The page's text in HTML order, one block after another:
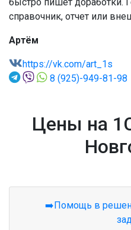
справочник, отчет или
Артём
https://vk.com/art_1s
8 (925)-949-81-98
Цены на
➡️Помощь в